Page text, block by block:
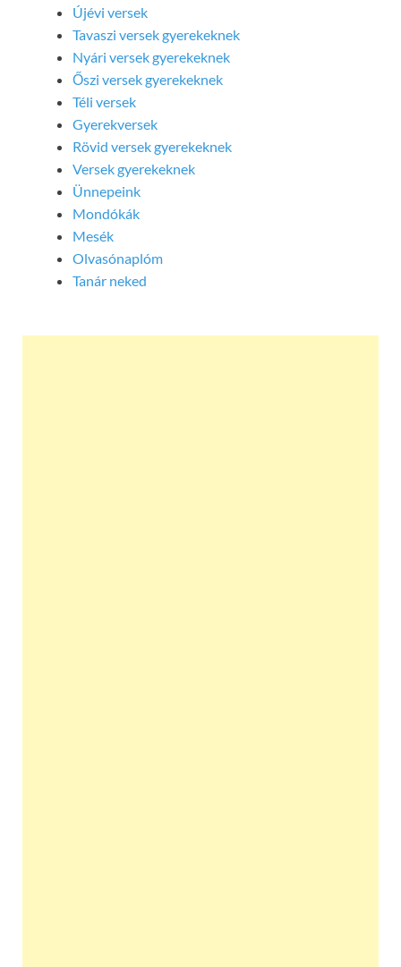
Újévi versek
Tavaszi versek gyerekeknek
Nyári versek gyerekeknek
Őszi versek gyerekeknek
Téli versek
Gyerekversek
Rövid versek gyerekeknek
Versek gyerekeknek
Ünnepeink
Mondókák
Mesék
Olvasónaplóm
Tanár neked